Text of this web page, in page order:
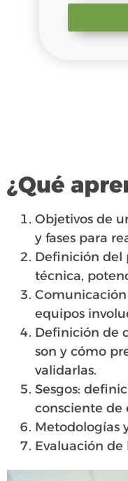
¿Qué
Objetivos de
y fases para
Definición del
técnica,
equipos
Definición de
son y cómo
validarlas.
Sesgos:
consciente de
Metodologías
Evaluación de